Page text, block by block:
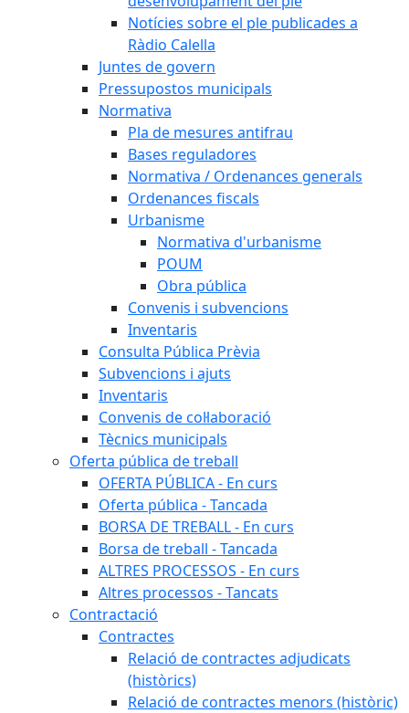
Notícies sobre el ple publicades a
Ràdio Calella
Juntes de govern
Pressupostos municipals
Normativa
Pla de mesures antifrau
Bases reguladores
Normativa / Ordenances generals
Ordenances fiscals
Urbanisme
Normativa d'urbanisme
POUM
Obra pública
Convenis i subvencions
Inventaris
Consulta Pública Prèvia
Subvencions i ajuts
Inventaris
Convenis de col·laboració
Tècnics municipals
Oferta pública de treball
OFERTA PÚBLICA - En curs
Oferta pública - Tancada
BORSA DE TREBALL - En curs
Borsa de treball - Tancada
ALTRES PROCESSOS - En curs
Altres processos - Tancats
Contractació
Contractes
Relació de contractes adjudicats
(històrics)
Relació de contractes menors (històric)